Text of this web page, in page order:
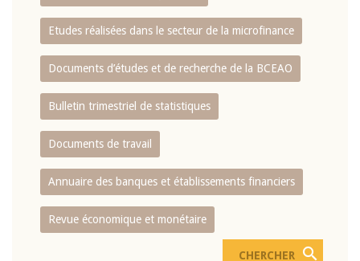
Etudes réalisées dans le secteur de la microfinance
Documents d’études et de recherche de la BCEAO
Bulletin trimestriel de statistiques
Documents de travail
Annuaire des banques et établissements financiers
Revue économique et monétaire